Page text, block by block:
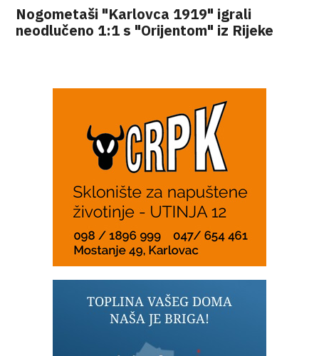
Nogometaši "Karlovca 1919" igrali
neodlučeno 1:1 s "Orijentom" iz Rijeke